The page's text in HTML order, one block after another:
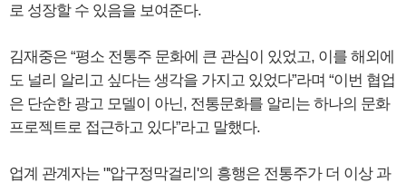
로 성장할 수 있음을 보여준다.
김재중은 “평소 전통주 문화에 큰 관심이 있었고, 이를 해외에
도 널리 알리고 싶다는 생각을 가지고 있었다”라며 “이번 협업
은 단순한 광고 모델이 아닌, 전통문화를 알리는 하나의 문화
프로젝트로 접근하고 있다”라고 말했다.
업계 관계자는 "'압구정막걸리'의 흥행은 전통주가 더 이상 과